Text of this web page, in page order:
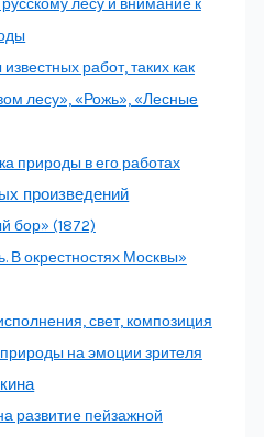
лесу и внимание к
работ, таких как
лесу», «Рожь», «Лесные
природы в его работах
произведений
бор» (1872)
В окрестностях Москвы»
свет, композиция
на эмоции зрителя
развитие пейзажной